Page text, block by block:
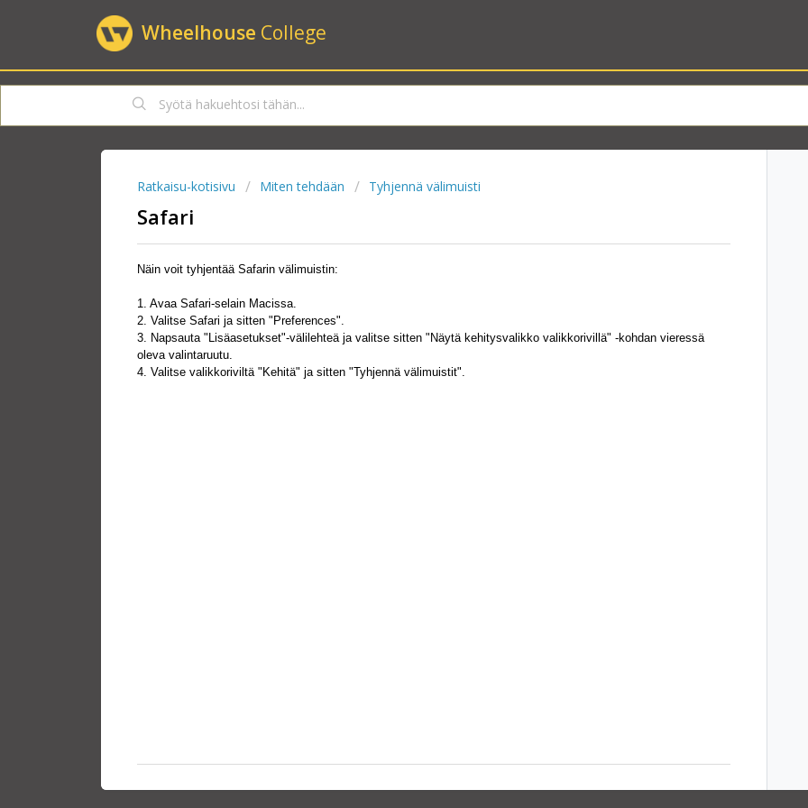
Wheelhouse College
Ratkaisu-kotisivu Miten tehdään Tyhjennä välimuisti
Safari
Näin voit tyhjentää Safarin välimuistin:
1. Avaa Safari-selain Macissa.
2. Valitse Safari ja sitten "Preferences".
3. Napsauta "Lisäasetukset"-välilehteä ja valitse sitten "Näytä kehitysvalikko valikkorivillä" -kohdan vieressä
oleva valintaruutu.
4. Valitse valikkoriviltä "Kehitä" ja sitten "Tyhjennä välimuistit".